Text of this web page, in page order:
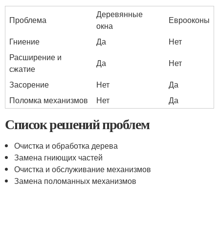
Проблема
Деревянные
окна
Еврооконы
Гниение
Да
Нет
Расширение и
сжатие
Да
Нет
Засорение
Нет
Да
Поломка механизмов
Нет Да
Список решений проблем
Очистка и обработка дерева
Замена гниющих частей
Очистка и обслуживание механизмов
Замена поломанных механизмов